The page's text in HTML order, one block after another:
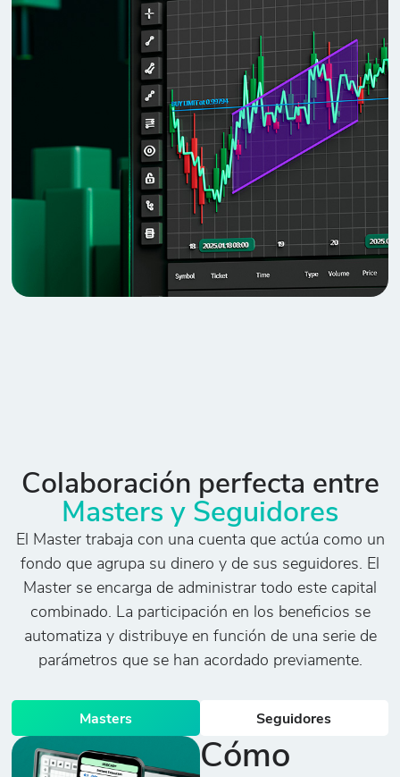
Colaboración perfecta entre
Masters y Seguidores
El Master trabaja con una cuenta que actúa como un
fondo que agrupa su dinero y de sus seguidores. El
Master se encarga de administrar todo este capital
combinado. La participación en los beneficios se
automatiza y distribuye en función de una serie de
parámetros que se han acordado previamente.
Masters Seguidores
Cómo